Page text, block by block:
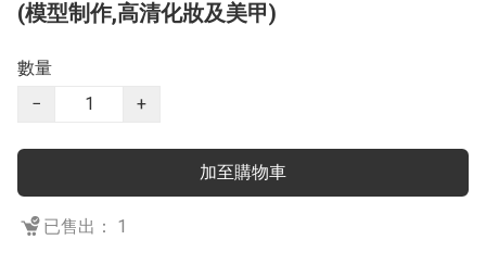
(模型制作,高清化妝及美甲)
數量
−
+
加至購物車
已售出： 1